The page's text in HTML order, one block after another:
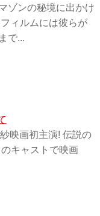
ゾンの秘境に出かけ
ィルムには彼らが
で...
映画初主演! 伝説の
キャストで映画